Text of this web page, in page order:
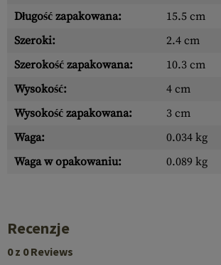
Długość zapakowana:
15.5 cm
Szeroki:
2.4 cm
Szerokość zapakowana:
10.3 cm
Wysokość:
4 cm
Wysokość zapakowana:
3 cm
Waga:
0.034 kg
Waga w opakowaniu:
0.089 kg
Recenzje
0 z 0 Reviews